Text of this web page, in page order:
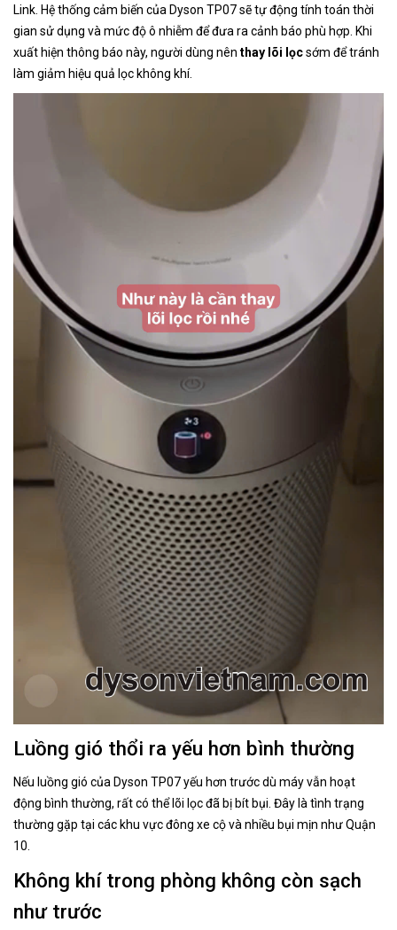
Link. Hệ thống cảm biến của Dyson TP07 sẽ tự động tính toán thời
gian sử dụng và mức độ ô nhiễm để đưa ra cảnh báo phù hợp. Khi
xuất hiện thông báo này, người dùng nên thay lõi lọcsớm để tránh
làm giảm hiệu quả lọc không khí.
Luồng gió thổi ra yếu hơn bình thường
Nếu luồng gió của Dyson TP07 yếu hơn trước dù máy vẫn hoạt
động bình thường, rất có thể lõi lọc đã bị bít bụi. Đây là tình trạng
thường gặp tại các khu vực đông xe cộ và nhiều bụi mịn như Quận
10.
Không khí trong phòng không còn sạch
như trước